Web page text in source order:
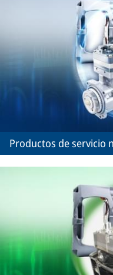
Productos de servicio